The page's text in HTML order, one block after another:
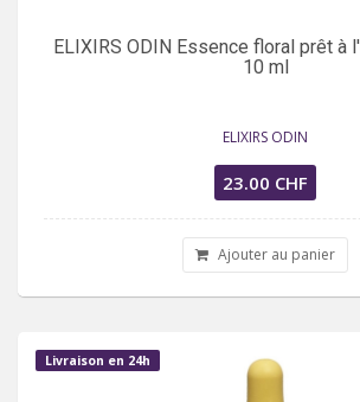
ELIXIRS ODIN Essence floral prêt à
10 ml
ELIXIRS ODIN
23.00 CHF
Ajouter au panier
Livraison en 24h